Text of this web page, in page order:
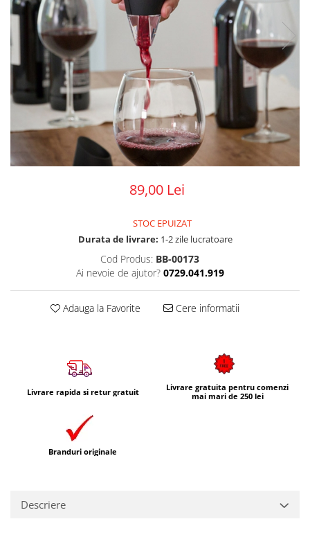
89,00 Lei
STOC EPUIZAT
Durata de livrare: 1-2 zile lucratoare
Cod Produs: BB-00173
Ai nevoie de ajutor? 0729.041.919
Adauga la Favorite Cere informatii
Livrare rapida si retur gratuit
Livrare gratuita pentru comenzi
mai mari de 250 lei
Branduri originale
Descriere